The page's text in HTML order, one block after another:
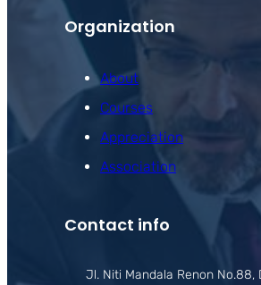
Organization
About
Courses
Appreciation
Association
Contact info
Jl. Niti Mandala Renon No.88,